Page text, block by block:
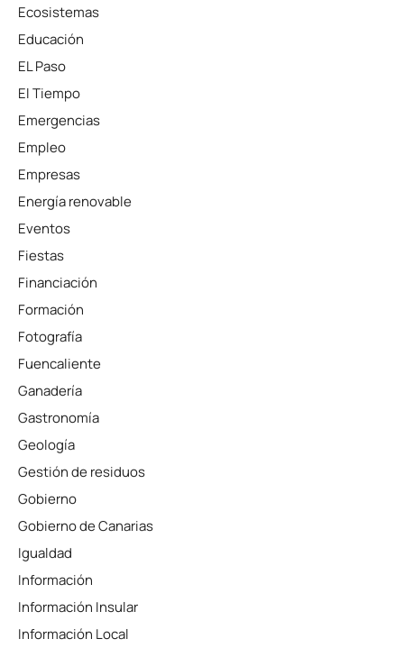
Ecosistemas
Educación
EL Paso
El Tiempo
Emergencias
Empleo
Empresas
Energía renovable
Eventos
Fiestas
Financiación
Formación
Fotografía
Fuencaliente
Ganadería
Gastronomía
Geología
Gestión de residuos
Gobierno
Gobierno de Canarias
Igualdad
Información
Información Insular
Información Local